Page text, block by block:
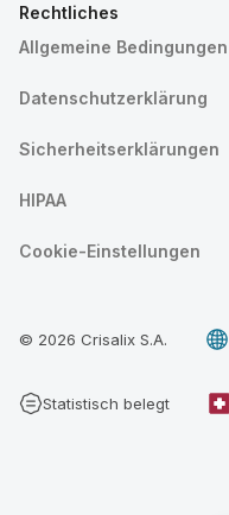
Rechtliches
Allgemeine Bedingungen
Datenschutzerklärung
Sicherheitserklärungen
HIPAA
Cookie-Einstellungen
© 2026 Crisalix S.A.
Statistisch belegt